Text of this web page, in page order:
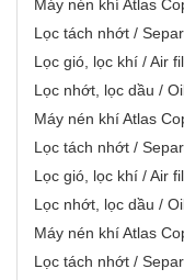
Máy nén khí Atlas
Lọc tách nhớt /
Lọc gió, lọc khí / Air
Lọc nhớt, lọc dầu /
Máy nén khí Atlas
Lọc tách nhớt /
Lọc gió, lọc khí / Air
Lọc nhớt, lọc dầu /
Máy nén khí Atlas
Lọc tách nhớt /